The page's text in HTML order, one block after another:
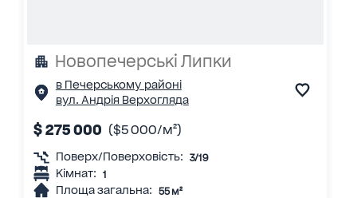
Новопечерські Липки
в Печерському районі
вул. Андрія Верхогляда
$ 275 000 ($5 000/м²)
Поверх/Поверховість: 3/19
Кімнат: 1
Площа загальна: 55 м²